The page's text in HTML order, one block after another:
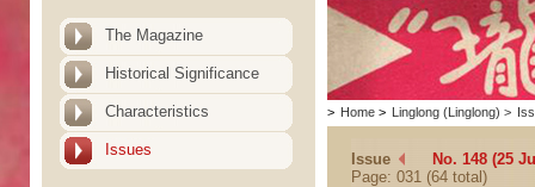
The Magazine
Historical Significance
Characteristics
Issues
> Home > Linglong (Linglong) >
Issue
No. 148 (25
Page: 031 (64 total)